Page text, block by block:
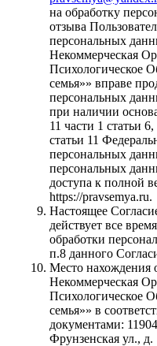
на обработку
отзыва
персональных
Некоммерческая
Психологическое
семья»» вправе
персональных
при наличии
11 части 1 статьи
статьи 11
персональных
персональных
доступа к полной
https://pravsemya.ru.
Настоящее
действует все
обработки
п.8 данного
Место нахождения
Некоммерческая
Психологическое
семья»» в
документами:
Фрунзенская ул., д.